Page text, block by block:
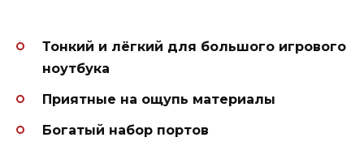
Тонкий и лёгкий для большого игрового
ноутбука
Приятные на ощупь материалы
Богатый набор портов